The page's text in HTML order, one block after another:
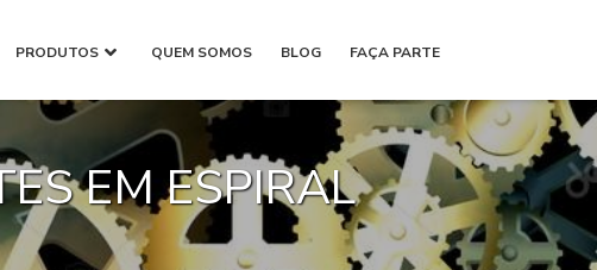
PRODUTOS QUEM SOMOS BLOG FAÇA PARTE
EM ESPIRAL